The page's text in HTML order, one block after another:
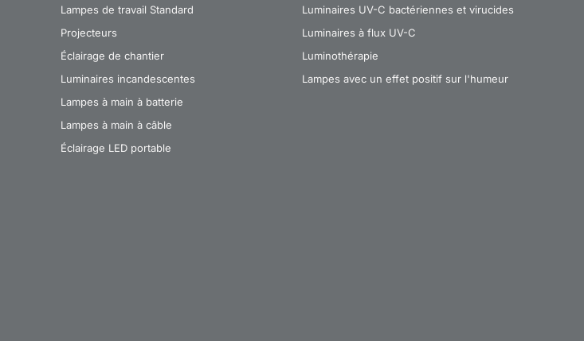
Lampes de travail Standard
Projecteurs
Éclairage de chantier
Luminaires incandescentes
Lampes à main à batterie
Lampes à main à câble
Éclairage LED portable
Luminaires UV-C bactériennes et virucides
Luminaires à flux UV-C
Luminothérapie
Lampes avec un effet positif sur l'humeur